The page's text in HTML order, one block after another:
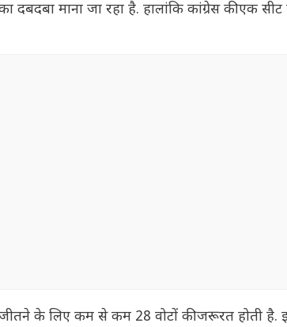
दबदबा माना जा रहा है. हालांकि कांग्रेस की एक
के लिए कम से कम 28 वोटों की जरूरत होती है.